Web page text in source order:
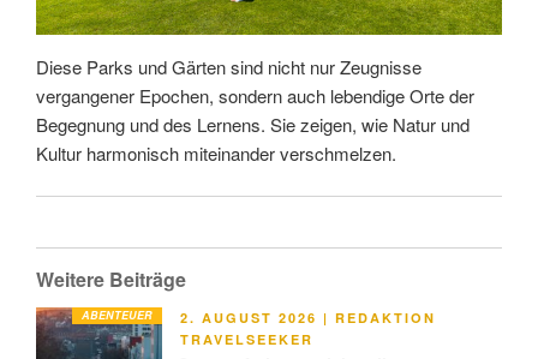
Diese Parks und Gärten sind nicht nur Zeugnisse
vergangener Epochen, sondern auch lebendige Orte der
Begegnung und des Lernens. Sie zeigen, wie Natur und
Kultur harmonisch miteinander verschmelzen.
Weitere Beiträge
ABENTEUER
VERÖFFENTLICHT
AM
2. AUGUST 2026 | REDAKTION
TRAVELSEEKER